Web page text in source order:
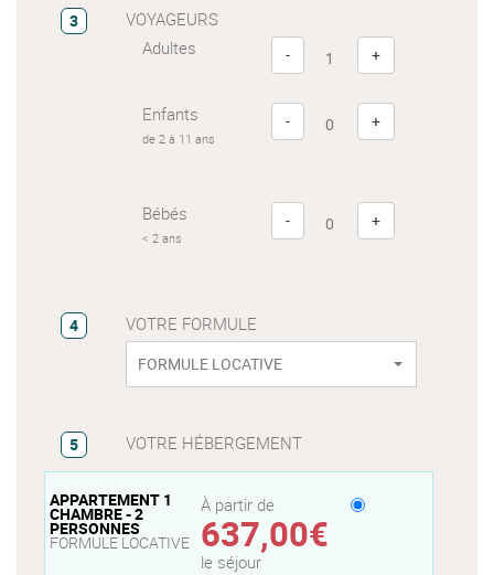
3
VOYAGEURS
Adultes
- +
Enfants
de 2 à 11 ans
- +
Bébés
< 2 ans
- +
4 VOTRE FORMULE
FORMULE LOCATIVE
5 VOTRE HÉBERGEMENT
APPARTEMENT 1
CHAMBRE - 2
PERSONNES
FORMULE LOCATIVE
À partir de
637,00€
le séjour